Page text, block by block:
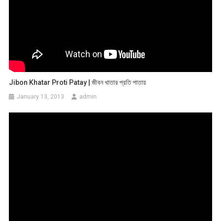
Jibon Khatar Proti Patay | জীবন খাতার প্রতি পাতায়
January 13, 2013 admin